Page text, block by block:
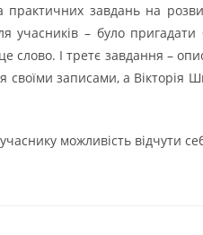
практичних завдань на
– було пригадати
І третє завдання –
своїми записами, а Вікторія
можливість відчути